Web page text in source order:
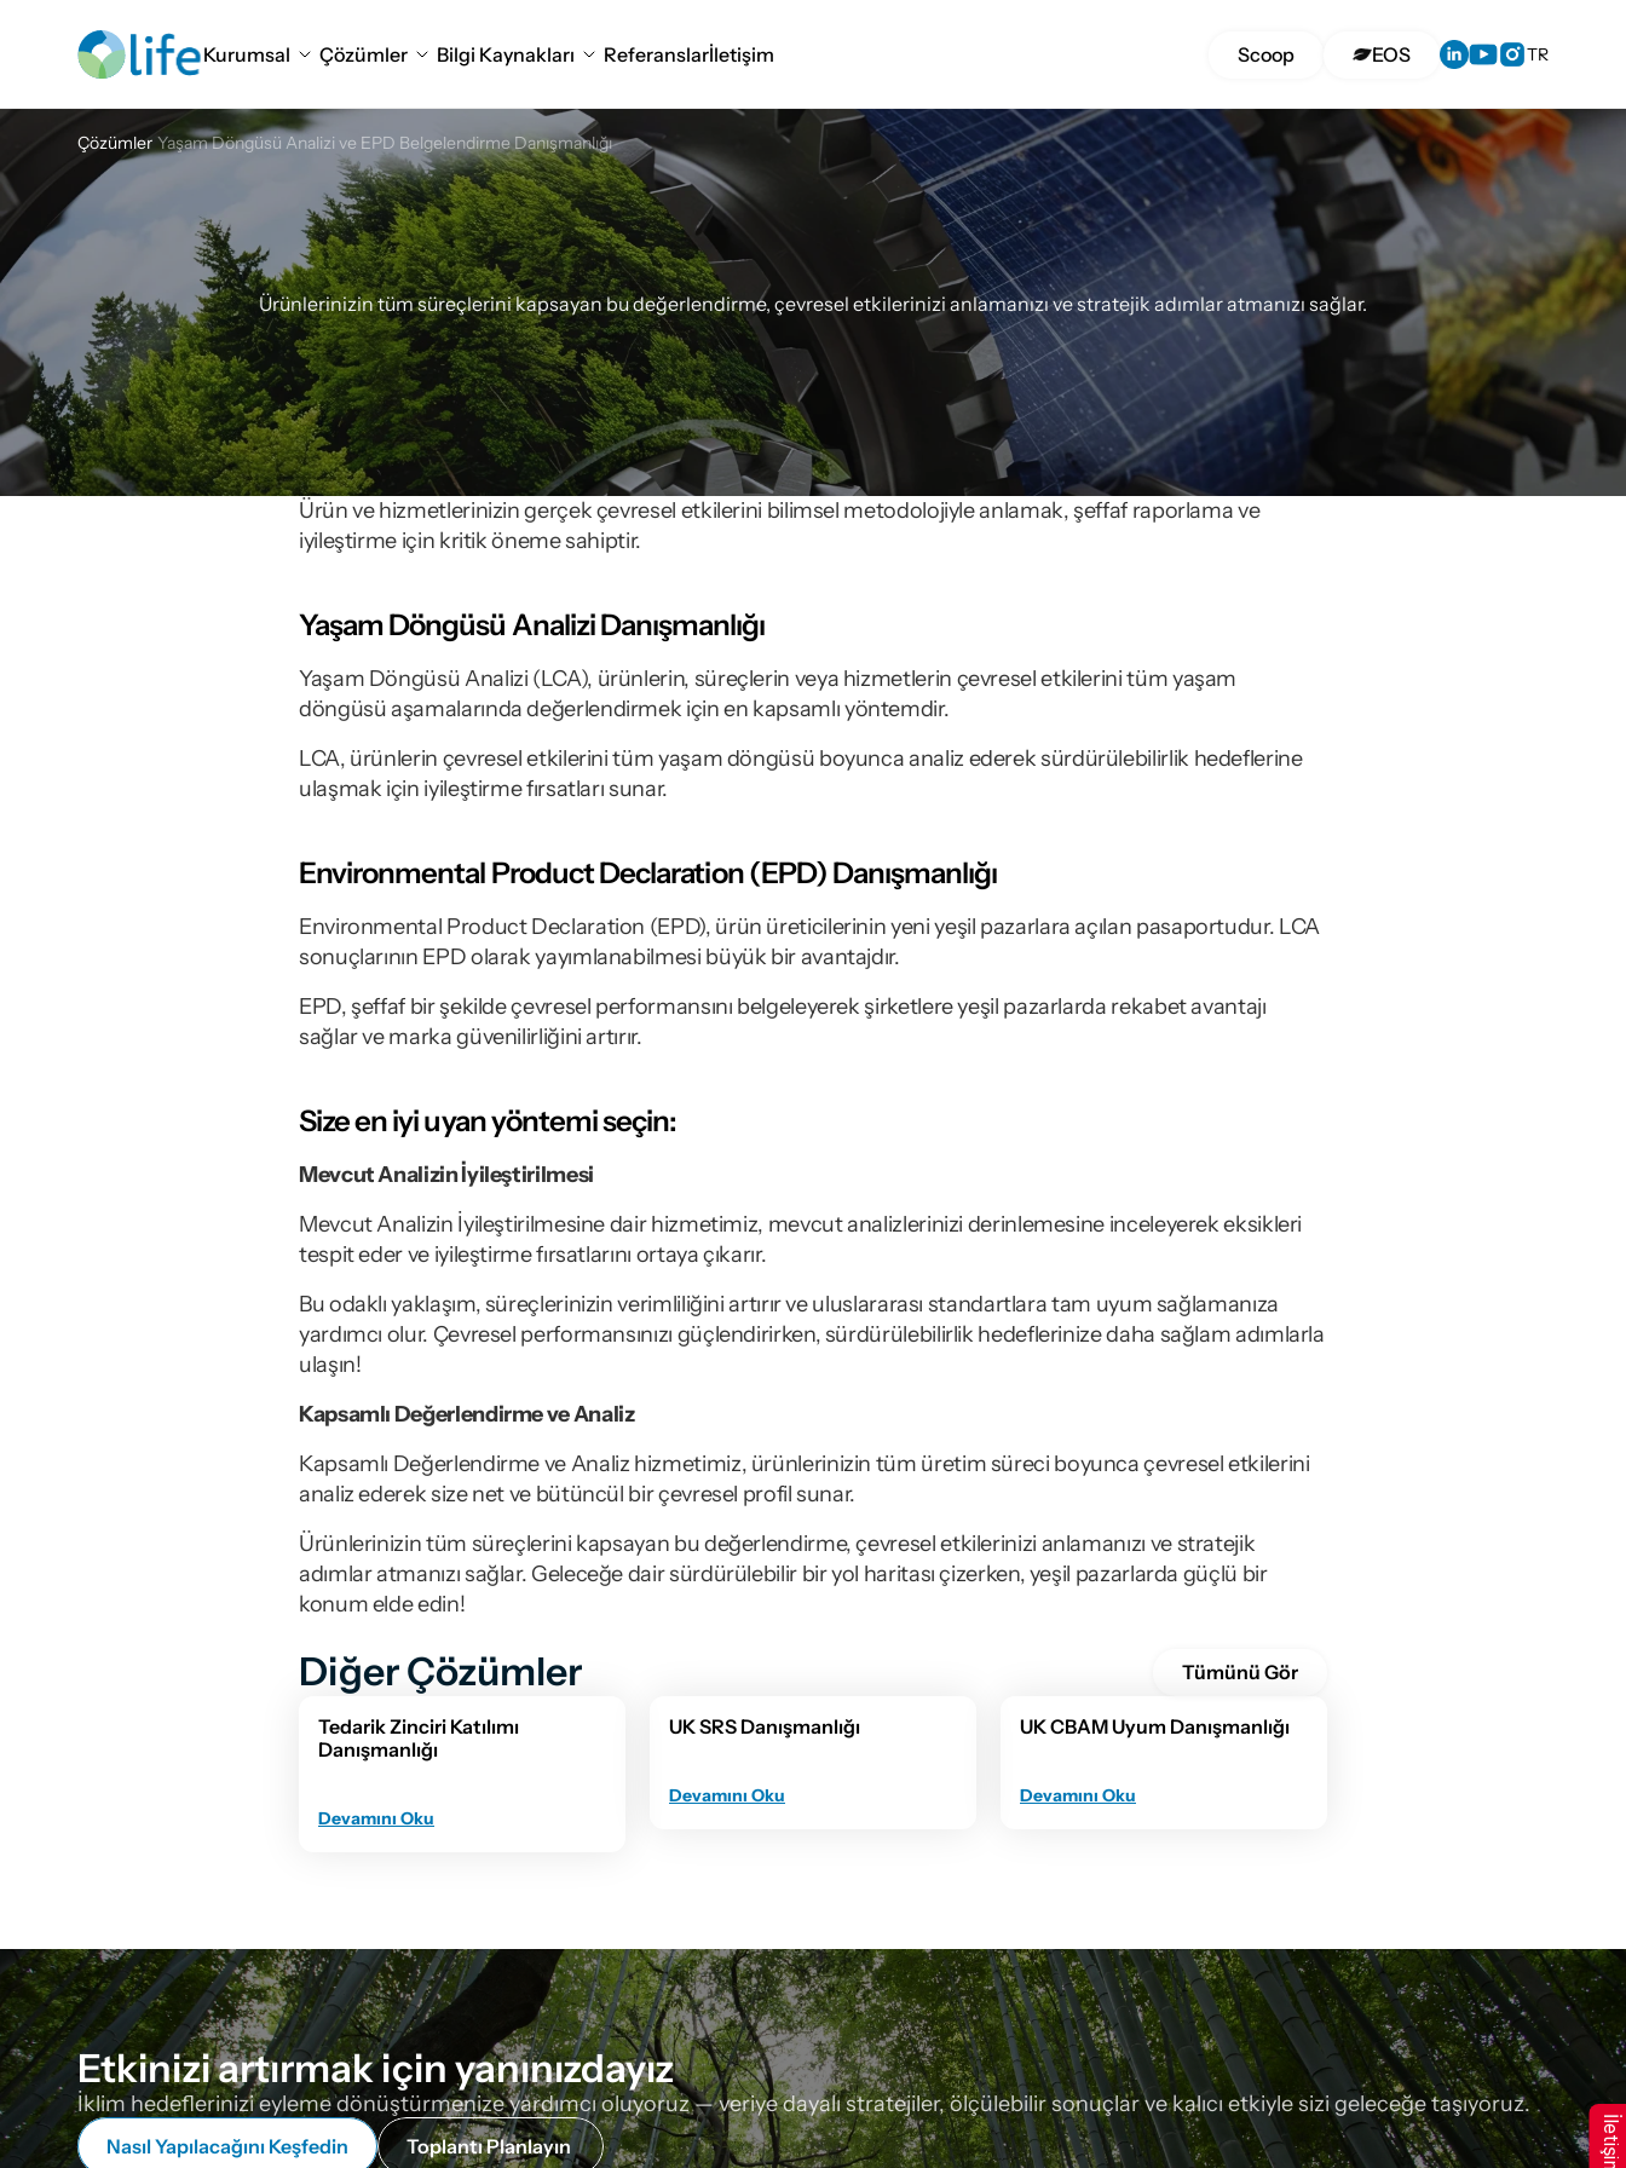
Kurumsal Çözümler Bilgi Kaynakları Referanslarİletişim Scoop EOS Select
TR
Çözümler Yaşam Döngüsü Analizi ve EPD Belgelendirme Danışmanlığı
YaşamDöngüsüAnalizi veEPDBelgelendirme
Danışmanlığı
Ürünlerinizin tüm süreçlerini kapsayan bu değerlendirme, çevresel etkilerinizi anlamanızı ve stratejik adımlar atmanızı sağlar.
Ürün ve hizmetlerinizin gerçek çevresel etkilerini bilimsel metodolojiyle anlamak, şeffaf raporlama ve
iyileştirme için kritik öneme sahiptir.
Yaşam Döngüsü Analizi Danışmanlığı
Yaşam Döngüsü Analizi (LCA), ürünlerin, süreçlerin veya hizmetlerin çevresel etkilerini tüm yaşam
döngüsü aşamalarında değerlendirmek için en kapsamlı yöntemdir.
LCA, ürünlerin çevresel etkilerini tüm yaşam döngüsü boyunca analiz ederek sürdürülebilirlik hedeflerine
ulaşmak için iyileştirme fırsatları sunar.
Environmental Product Declaration (EPD) Danışmanlığı
Environmental Product Declaration (EPD), ürün üreticilerinin yeni yeşil pazarlara açılan pasaportudur. LCA
sonuçlarının EPD olarak yayımlanabilmesi büyük bir avantajdır.
EPD, şeffaf bir şekilde çevresel performansını belgeleyerek şirketlere yeşil pazarlarda rekabet avantajı
sağlar ve marka güvenilirliğini artırır.
Size en iyi uyan yöntemi seçin:
Mevcut Analizin İyileştirilmesi
Mevcut Analizin İyileştirilmesine dair hizmetimiz, mevcut analizlerinizi derinlemesine inceleyerek eksikleri
tespit eder ve iyileştirme fırsatlarını ortaya çıkarır.
Bu odaklı yaklaşım, süreçlerinizin verimliliğini artırır ve uluslararası standartlara tam uyum sağlamanıza
yardımcı olur. Çevresel performansınızı güçlendirirken, sürdürülebilirlik hedeflerinize daha sağlam adımlarla
ulaşın!
Kapsamlı Değerlendirme ve Analiz
Kapsamlı Değerlendirme ve Analiz hizmetimiz, ürünlerinizin tüm üretim süreci boyunca çevresel etkilerini
analiz ederek size net ve bütüncül bir çevresel profil sunar.
Ürünlerinizin tüm süreçlerini kapsayan bu değerlendirme, çevresel etkilerinizi anlamanızı ve stratejik
adımlar atmanızı sağlar. Geleceğe dair sürdürülebilir bir yol haritası çizerken, yeşil pazarlarda güçlü bir
konum elde edin!
Diğer Çözümler Tümünü Gör
Tedarik Zinciri Katılımı
Danışmanlığı
Devamını Oku
UK SRS Danışmanlığı
Devamını Oku
UK CBAM Uyum Danışmanlığı
Devamını Oku
Etkinizi artırmak için yanınızdayız
İklim hedeflerinizi eyleme dönüştürmenize yardımcı oluyoruz — veriye dayalı stratejiler, ölçülebilir sonuçlar ve kalıcı etkiyle sizi geleceğe taşıyoruz.
Nasıl Yapılacağını Keşfedin Toplantı Planlayın